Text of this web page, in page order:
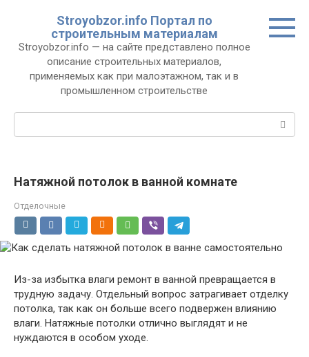
Stroyobzor.info Портал по
строительным материалам
Stroyobzor.info — на сайте представлено полное
описание строительных материалов,
применяемых как при малоэтажном, так и в
промышленном строительстве
Поиск:
Натяжной потолок в ванной комнате
Отделочные
Из-за избытка влаги ремонт в ванной превращается в
трудную задачу. Отдельный вопрос затрагивает отделку
потолка, так как он больше всего подвержен влиянию
влаги. Натяжные потолки отлично выглядят и не
нуждаются в особом уходе.